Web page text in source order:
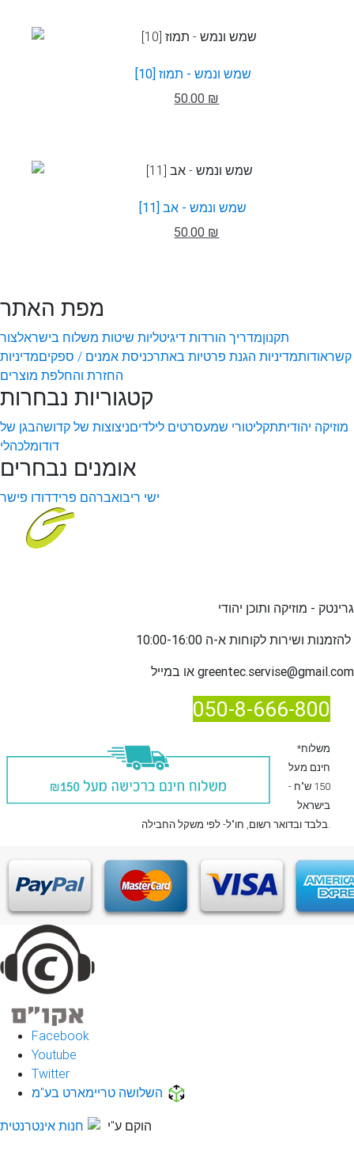
שמש ונמש - תמוז [10]
50.00 ₪
שמש ונמש - אב [11]
50.00 ₪
מפת האתר
תקנוןמדריך הורדות דיגיטליות שיטות משלוח בישראלצור
קשראודותמדיניות הגנת פרטיות באתרכניסת אמנים / ספקיםמדיניות
החזרת והחלפת מוצרים
קטגוריות נבחרות
מוזיקה יהודיתתקליטורי שמעסרטים לילדיםניצוצות של קדושהבגן של
דודומלכהלי
אומנים נבחרים
ישי ריבואברהם פרידדודו פישר
גרינטק - מוזיקה ותוכן יהודי
להזמנות ו
greentec.servise@gmail.com
050-8-666-800
*משלוח
חינם מעל
150 ש"ח -
בישראל
בלבדובדואר רשום , חו"ל- לפי משקל החבילה.
Facebook
Youtube
Twitter
השלושה טריימארט בע"מ
הוקם ע"י חנות אינטרנטית